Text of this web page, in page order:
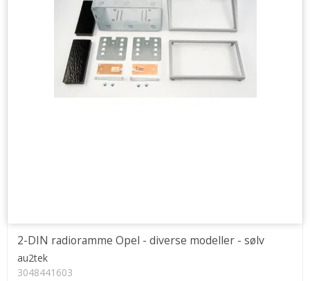
2-DIN radioramme Opel - diverse modeller - sølv
au2tek
3048441603